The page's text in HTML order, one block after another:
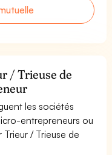
/ Trieuse de
les sociétés
entrepreneurs ou
/ Trieuse de